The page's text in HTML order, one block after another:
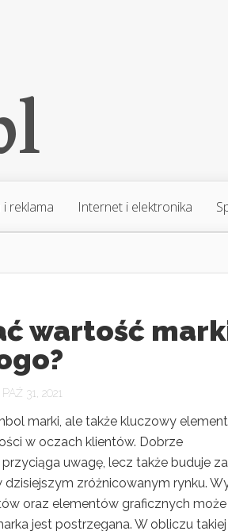
reklama Internet i elektronika
wartość
31, 2021
marki, ale także kluczowy
w oczach klientów. Dobrze
uwagę, lecz także buduje
dzisiejszym zróżnicowanym rynku.
oraz elementów graficznych może
jest postrzegana. W obliczu takiej